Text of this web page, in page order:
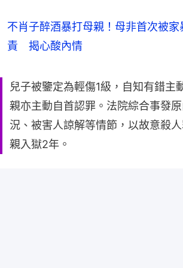
不肖子醉酒暴打母親！母非首次被
責 揭心酸內情
兒子被鑒定為輕傷1級，自知有錯主
親亦主動自首認罪。法院綜合事發
況、被害人諒解等情節，以故意殺
親入獄2年。